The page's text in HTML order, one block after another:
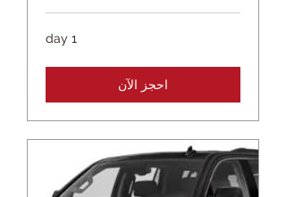
1 day
احجز الآن